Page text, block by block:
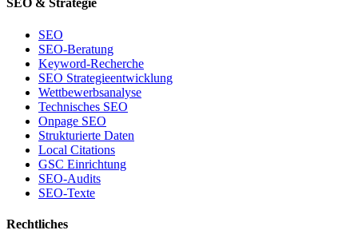
SEO & Strategie
SEO
SEO-Beratung
Keyword-Recherche
SEO Strategieentwicklung
Wettbewerbsanalyse
Technisches SEO
Onpage SEO
Strukturierte Daten
Local Citations
GSC Einrichtung
SEO-Audits
SEO-Texte
Rechtliches